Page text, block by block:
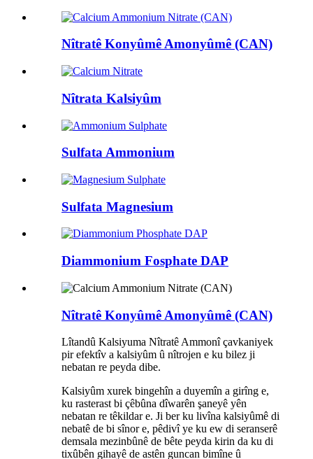
Nîtratê Konyûmê Amonyûmê (CAN)
Nîtrata Kalsiyûm
Sulfata Ammonium
Sulfata Magnesium
Diammonium Fosphate DAP
Nîtratê Konyûmê Amonyûmê (CAN)
Lîtandû Kalsiyuma Nîtratê Ammonî çavkaniyek
pir efektîv a kalsiyûm û nîtrojen e ku bilez ji
nebatan re peyda dibe.
Kalsiyûm xurek bingehîn a duyemîn a girîng e,
ku rasterast bi çêbûna dîwarên şaneyê yên
nebatan re têkildar e. Ji ber ku livîna kalsiyûmê di
nebatê de bi sînor e, pêdivî ye ku ew di seranserê
demsala mezinbûnê de bête peyda kirin da ku di
tixûbên gihayê de astên guncan bimîne û